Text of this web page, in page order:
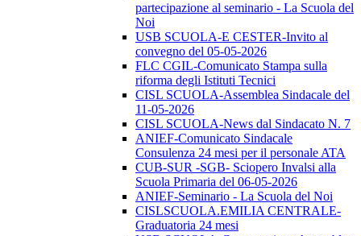
partecipazione al seminario - La Scuola del
Noi
USB SCUOLA-E CESTER-Invito al
convegno del 05-05-2026
FLC CGIL-Comunicato Stampa sulla
riforma degli Istituti Tecnici
CISL SCUOLA-Assemblea Sindacale del
11-05-2026
CISL SCUOLA-News dal Sindacato N. 7
ANIEF-Comunicato Sindacale
Consulenza 24 mesi per il personale ATA
CUB-SUR -SGB- Sciopero Invalsi alla
Scuola Primaria del 06-05-2026
ANIEF-Seminario - La Scuola del Noi
CISLSCUOLA.EMILIA CENTRALE-
Graduatoria 24 mesi